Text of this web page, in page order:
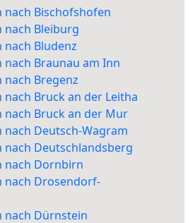
nach Bischofshofen
nach Bleiburg
nach Bludenz
Braunau am Inn
nach Bregenz
Bruck an der Leitha
nach Bruck an der Mur
Deutsch-Wagram
nach Deutschlandsberg
nach Dornbirn
nach Drosendorf-
nach Dürnstein